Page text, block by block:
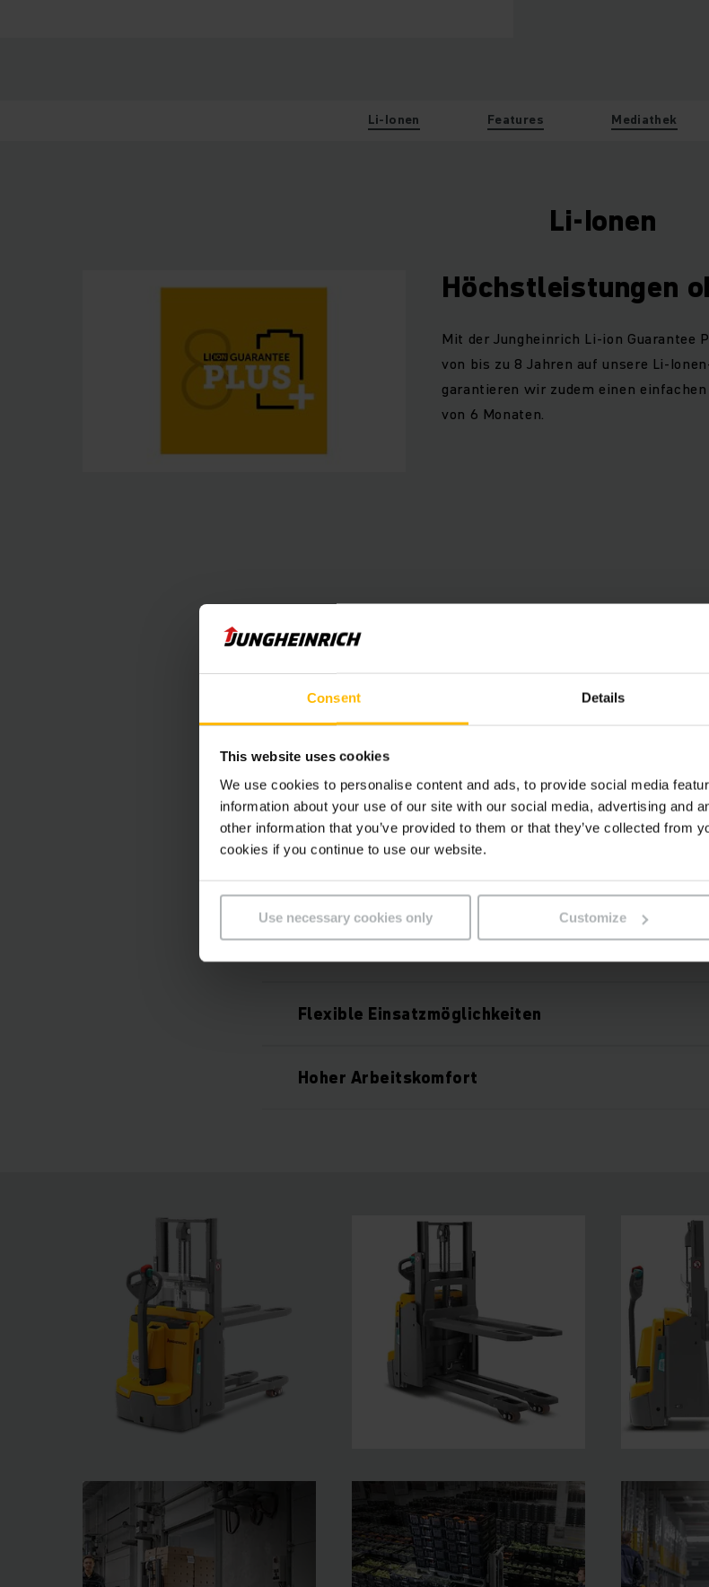
Consent Details
This website uses cookies
We use cookies to personalise content and ads, to provide social media
information about your use of our site with our social media, advertising and
other information that you’ve provided to them or that they’ve collected from
cookies if you continue to use our website.
Use necessary cookies only Customize
Li-Ionen Features Mediathek
Li-Ionen
Höchstleistungen
Mit der Jungheinrich Li-ion Guarantee
von bis zu 8 Jahren auf unsere Li-
garantieren wir zudem einen
von 6 Monaten.
Features
Vielseitiges Palettenhandling
Skalierbares Lithium-Ionen-Batteriekonzept
Maximale Fahrstabilität
Flexible Einsatzmöglichkeiten
Hoher Arbeitskomfort